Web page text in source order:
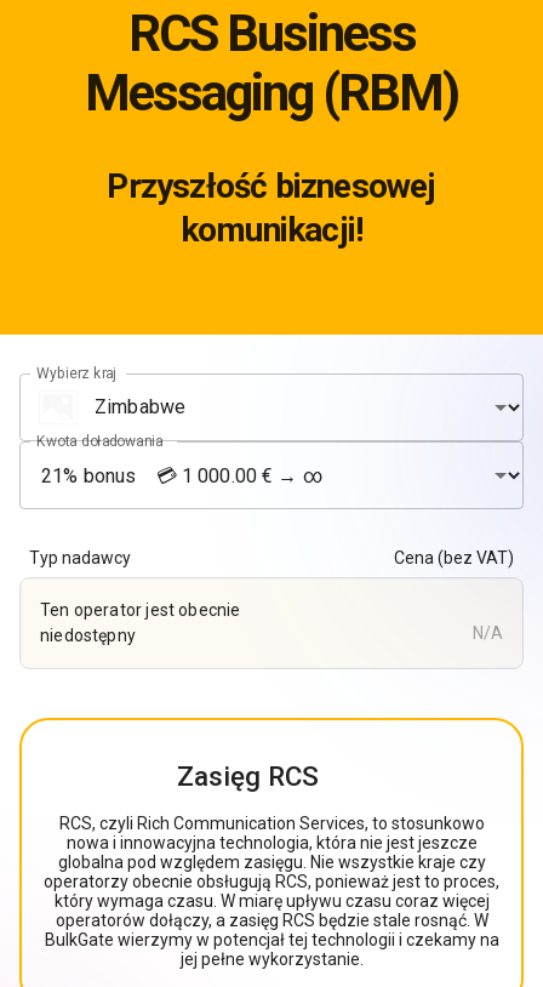
RCS Business
Messaging (RBM)
Przyszłość biznesowej
komunikacji!
Wybierz kraj
Kwota doładowania
Typ nadawcy Cena (bez VAT)
Ten operator jest obecnie
niedostępny
N/A
Zasięg RCS
RCS, czyli Rich Communication Services, to stosunkowo
nowa i innowacyjna technologia, która nie jest jeszcze
globalna pod względem zasięgu. Nie wszystkie kraje czy
operatorzy obecnie obsługują RCS, ponieważ jest to proces,
który wymaga czasu. W miarę upływu czasu coraz więcej
operatorów dołączy, a zasięg RCS będzie stale rosnąć. W
BulkGate wierzymy w potencjał tej technologii i czekamy na
jej pełne wykorzystanie.